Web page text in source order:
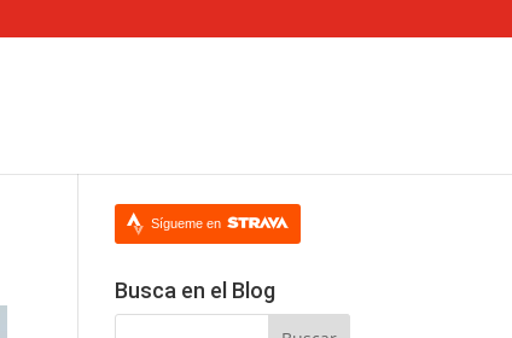
Sígueme en
Busca en el Blog